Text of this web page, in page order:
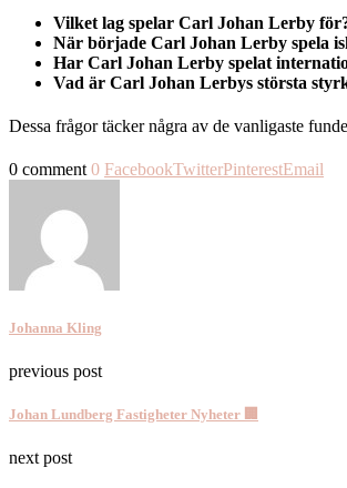
Vilket lag spelar Carl Johan Lerby
När började Carl Johan Lerby spela
Har Carl Johan Lerby spelat
Vad är Carl Johan Lerbys största
Dessa frågor täcker några av de vanligaste
0 comment 0 FacebookTwitterPinterestEmail
Johanna Kling
previous post
Johan Lundberg Fastigheter Nyheter 🏢
next post